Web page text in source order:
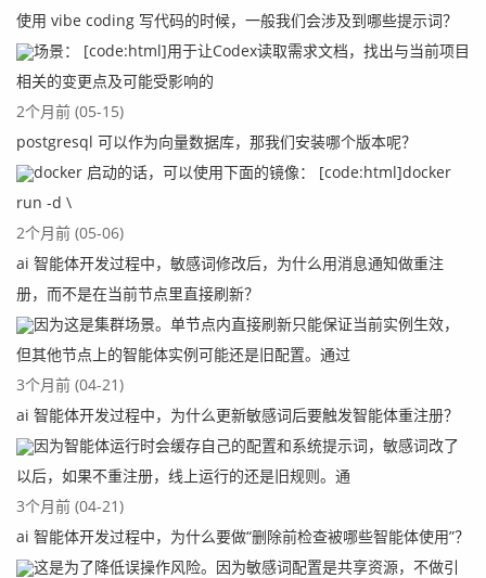
使用 vibe coding 写代码的时候，一般我们会涉及到哪些提示词？
场景： [code:html]用于让Codex读取需求文档，找出与当前项目
相关的变更点及可能受影响的
2个月前 (05-15)
postgresql 可以作为向量数据库，那我们安装哪个版本呢？
docker 启动的话，可以使用下面的镜像： [code:html]docker
run -d \
2个月前 (05-06)
ai 智能体开发过程中，敏感词修改后，为什么用消息通知做重注
册，而不是在当前节点里直接刷新？
因为这是集群场景。单节点内直接刷新只能保证当前实例生效，
但其他节点上的智能体实例可能还是旧配置。通过
3个月前 (04-21)
ai 智能体开发过程中，为什么更新敏感词后要触发智能体重注册？
因为智能体运行时会缓存自己的配置和系统提示词，敏感词改了
以后，如果不重注册，线上运行的还是旧规则。通
3个月前 (04-21)
ai 智能体开发过程中，为什么要做“删除前检查被哪些智能体使用”？
这是为了降低误操作风险。因为敏感词配置是共享资源，不做引